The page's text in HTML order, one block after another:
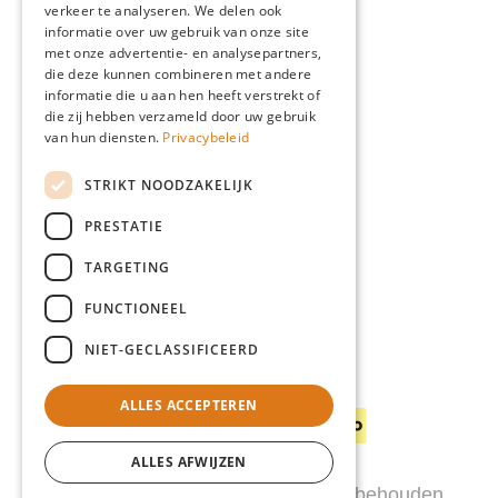
Catalogus
Advies
Blog
Giardino
Team
Dealers
Klantenservice
Betaalwijzen
GERMAN
verkeer te analyseren. We delen ook
informatie over uw gebruik van onze site
met onze advertentie- en analysepartners,
die deze kunnen combineren met andere
informatie die u aan hen heeft verstrekt of
die zij hebben verzameld door uw gebruik
van hun diensten. Privacybeleid
STRIKT NOODZAKELIJK
PRESTATIE
TARGETING
FUNCTIONEEL
NIET-GECLASSIFICEERD
ALLES ACCEPTEREN
ALLES AFWIJZEN